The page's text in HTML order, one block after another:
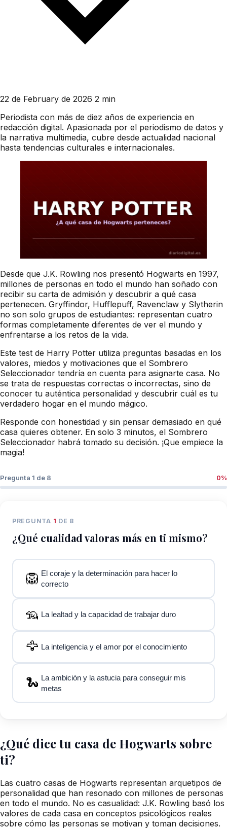
22 de February de 2026 2 min
Periodista con más de diez años de experiencia en
redacción digital. Apasionada por el periodismo de datos y
la narrativa multimedia, cubre desde actualidad nacional
hasta tendencias culturales e internacionales.
Desde que J.K. Rowling nos presentó Hogwarts en 1997,
millones de personas en todo el mundo han soñado con
recibir su carta de admisión y descubrir a qué casa
pertenecen. Gryffindor, Hufflepuff, Ravenclaw y Slytherin
no son solo grupos de estudiantes: representan cuatro
formas completamente diferentes de ver el mundo y
enfrentarse a los retos de la vida.
Este test de Harry Potter utiliza preguntas basadas en los
valores, miedos y motivaciones que el Sombrero
Seleccionador tendría en cuenta para asignarte casa. No
se trata de respuestas correctas o incorrectas, sino de
conocer tu auténtica personalidad y descubrir cuál es tu
verdadero hogar en el mundo mágico.
Responde con honestidad y sin pensar demasiado en qué
casa quieres obtener. En solo 3 minutos, el Sombrero
Seleccionador habrá tomado su decisión. ¡Que empiece la
magia!
Pregunta 1 de 8 0%
PREGUNTA 1 DE 8
¿Qué cualidad valoras más en ti mismo?
🦁 El coraje y la determinación para hacer lo
correcto
🦡 La lealtad y la capacidad de trabajar duro
🦅 La inteligencia y el amor por el conocimiento
🐍 La ambición y la astucia para conseguir mis
metas
¿Qué dice tu casa de Hogwarts sobre
ti?
Las cuatro casas de Hogwarts representan arquetipos de
personalidad que han resonado con millones de personas
en todo el mundo. No es casualidad: J.K. Rowling basó los
valores de cada casa en conceptos psicológicos reales
sobre cómo las personas se motivan y toman decisiones.